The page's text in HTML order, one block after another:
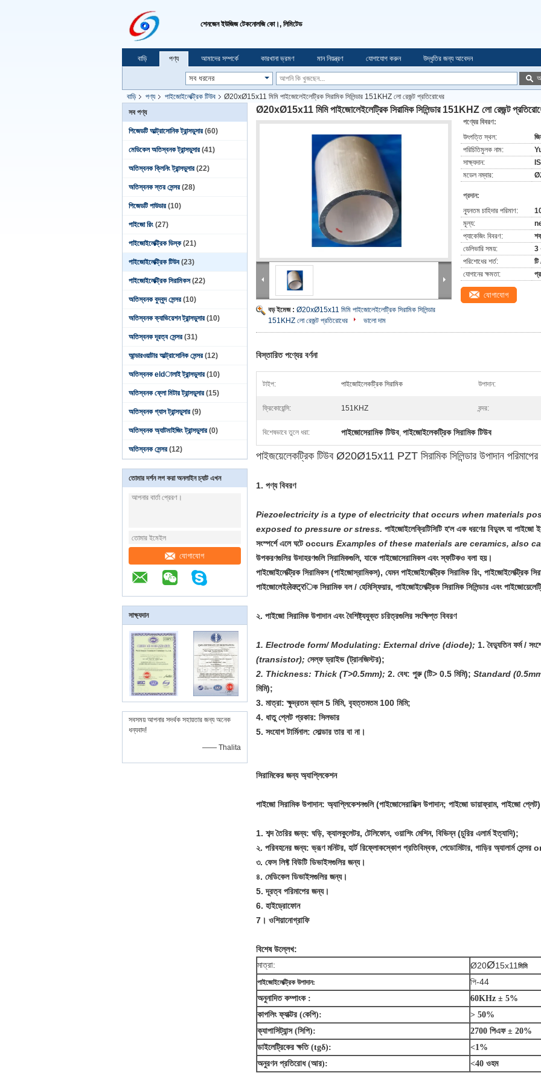
শেনজেন ইউজিজ টেকনোলজি কো।, লিমিটেড
বাড়ি পণ্য আমাদের সম্পর্কে কারখানা ভ্রমণ মান নিয়ন্ত্রণ যোগাযোগ করুন উদ্ধৃতির জন্য আবেদন
বাড়ি পণ্য পাইজোইলেক্ট্রিক টিউব
Ø20xØ15x11 মিমি পাইজোলেইলেট্রিক সিরামিক সিলিন্ডার 151KHZ লো রেজন্ট প্রতিরোধের
সব পণ্য
পিজেডটি আল্ট্রাসোনিক ট্রান্সডুসার (60)
মেডিকেল অতিস্বনক ট্রান্সডুসার (41)
অতিস্বনক ক্লিনিং ট্রান্সডুসার (22)
অতিস্বনক স্তর সেন্সর (28)
পিজেডটি পাউডার (10)
পাইজো রিং (27)
পাইজোইলেক্ট্রিক ডিস্ক (21)
পাইজোইলেক্ট্রিক টিউব (23)
পাইজোইলেক্ট্রিক সিরামিকস (22)
অতিস্বনক বুদ্বুদ সেন্সর (10)
অতিস্বনক ক্যাভিয়েশন ট্রান্সডুসার (10)
অতিস্বনক দূরত্ব সেন্সর (31)
আন্ডারওয়াটার আল্ট্রাসোনিক সেন্সর (12)
অতিস্বনক eldালাই ট্রান্সডুসার (10)
অতিস্বনক ফ্লো মিটার ট্রান্সডুসার (15)
অতিস্বনক গ্যাস ট্রান্সডুসার (9)
অতিস্বনক অ্যাটমাইজিং ট্রান্সডুসার (0)
অতিস্বনক সেন্সর (12)
তোমার দর্শন লগ করা অনলাইন চ্যাট এখন
যোগাযোগ
সাক্ষ্যদান
সবসময় আপনার সদর্থক সহায়তার জন্য অনেক
ধন্যবাদ!
—— Thalita
Ø20xØ15x11 মিমি পাইজোলেইলেট্রিক সিরামিক সিলিন্ডার 151KHZ লো রেজন্ট
বড় ইমেজ : Ø20xØ15x11 মিমি পাইজোলেইলেট্রিক সিরামিক সিলিন্ডার
151KHZ লো রেজন্ট প্রতিরোধের
ভালো দাম
পণ্যের বিবরণ:
উৎপত্তি স্থল:
পরিচিতিমুলক নাম:
সাক্ষ্যদান:
মডেল নম্বার:
প্রদান:
ন্যূনতম চাহিদার পরিমাণ:
মূল্য:
প্যাকেজিং বিবরণ:
ডেলিভারি সময়:
3
পরিশোধের শর্ত:
টি
যোগানের ক্ষমতা:
যোগাযোগ
বিস্তারিত পণ্যের বর্ণনা
টাইপ: পাইজোইলেকট্রিক সিরামিক উপাদান:
ফ্রিকোয়েন্সি: 151KHZ বন্দর:
বিশেষভাবে তুলে ধরা: পাইজোসেরামিক টিউব, পাইজোইলেকট্রিক সিরামিক টিউব
পাইজয়েলেকট্রিক টিউব Ø20Ø15x11 PZT সিরামিক সিলিন্ডার উপাদান
1. পণ্য বিবরণ
Piezoelectricity is a type of electricity that occurs when materials
exposed to pressure or stress. পাইজোইলেক্রিটিসিটি হ'ল এক ধরণের বিদ্যুৎ যা পাইজো
সংস্পর্শে এলে ঘটে occurs Examples of these materials are ceramics, also
উপকরণগুলির উদাহরণগুলি সিরামিকগুলি, যাকে পাইজোসেরামিকস এবং স্ফটিকও বলা হয়।
পাইজোইলেক্ট্রিক সিরামিকস (পাইজোস্রামিকস), যেমন পাইজোইলেক্ট্রিক সিরামিক রিং, পাইজোইলেক্ট্রিক
পাইজোলেইलेक्ट्रিক সিরামিক বল / হেমিস্ফিয়ার, পাইজোইলেক্ট্রিক সিরামিক সিলিন্ডার এবং
২. পাইজো সিরামিক উপাদান এবং বৈশিষ্ট্যযুক্ত চরিত্রগুলির সংক্ষিপ্ত বিবরণ
1. Electrode form/ Modulating: External drive (diode); 1. বৈদ্যুতিন ফর্ম /
(transistor); সেল্ফ ড্রাইভ (ট্রানজিস্টর);
2. Thickness: Thick (T>0.5mm); 2. বেধ: পুরু (টি> 0.5 মিমি); Standard
মিমি);
3. মাত্রা: ক্ষুদ্রতম ব্যাস 5 মিমি, বৃহত্তমতম 100 মিমি;
4. ধাতু প্লেট প্রকার: সিলভার
5. সংযোগ টার্মিনাল: সোল্ডার তার বা না।
সিরামিকের জন্য অ্যাপ্লিকেশন
পাইজো সিরামিক উপাদান: অ্যাপ্লিকেশনগুলি (পাইজোসেরামিক্স উপাদান; পাইজো ডায়াফ্রাম, পাইজো প্লেট)
1. শব্দ তৈরির জন্য: ঘড়ি, ক্যালকুলেটর, টেলিফোন, ওয়াশিং মেশিন, বিভিন্ন (চুরির এলার্ম ইত্যাদি);
২. পরিবহনের জন্য: ভ্রূণ মনিটর, হার্ট রিফ্লোকস্কোপ প্রতিবিম্বক, পেডোমিটার, গাড়ির অ্যালার্ম সেন্সর
৩. ফেস লিফ্ট বিউটি ডিভাইসগুলির জন্য।
৪. মেডিকেল ডিভাইসগুলির জন্য।
5. দূরত্ব পরিমাপের জন্য।
6. হাইড্রোফোন
7। ওশিয়ানোগ্রাফি
বিশেষ উল্লেখ:
মাত্রা:
Ø20Ø15x11 মিমি
পাইজোইলেক্ট্রিক উপাদান:
পি-44
অনুনাদিত কম্পাংক :
60KHz ± 5%
কাপলিং ফ্যাক্টর (কেপি):
> 50%
ক্যাপাসিট্যান্স (সিপি):
2700 পিএফ ± 20%
ডাইলেট্রিকের ক্ষতি (tgδ):
<1%
অনুরণন প্রতিরোধ (আর):
<40 ওহম